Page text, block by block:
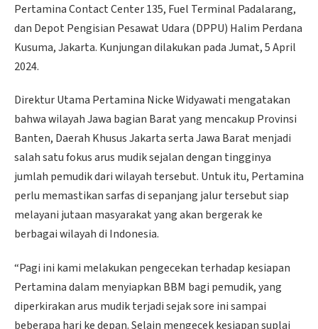
Pertamina Contact Center 135, Fuel Terminal Padalarang,
dan Depot Pengisian Pesawat Udara (DPPU) Halim Perdana
Kusuma, Jakarta. Kunjungan dilakukan pada Jumat, 5 April
2024.
Direktur Utama Pertamina Nicke Widyawati mengatakan
bahwa wilayah Jawa bagian Barat yang mencakup Provinsi
Banten, Daerah Khusus Jakarta serta Jawa Barat menjadi
salah satu fokus arus mudik sejalan dengan tingginya
jumlah pemudik dari wilayah tersebut. Untuk itu, Pertamina
perlu memastikan sarfas di sepanjang jalur tersebut siap
melayani jutaan masyarakat yang akan bergerak ke
berbagai wilayah di Indonesia.
“Pagi ini kami melakukan pengecekan terhadap kesiapan
Pertamina dalam menyiapkan BBM bagi pemudik, yang
diperkirakan arus mudik terjadi sejak sore ini sampai
beberapa hari ke depan. Selain mengecek kesiapan suplai